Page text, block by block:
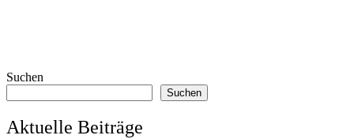
Suchen
Suchen
Aktuelle Beiträge